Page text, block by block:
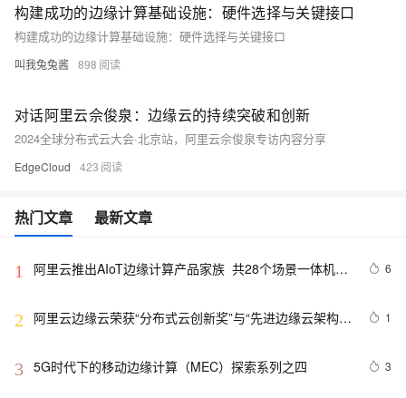
构建成功的边缘计算基础设施：硬件选择与关键接口
构建成功的边缘计算基础设施：硬件选择与关键接口
叫我兔兔酱 898
对话阿里云佘俊泉：边缘云的持续突破和创新
2024全球分布式云大会·北京站，阿里云佘俊泉专访内容分享
EdgeCloud 423
热门文章 最新文章
1
阿里云推出AIoT边缘计算产品家族  共28个场景一体机产
6
2
阿里云边缘云荣获“分布式云创新奖”与“先进边缘云架构
1
3 5G时代下的移动边缘计算（MEC）探索系列之四 3